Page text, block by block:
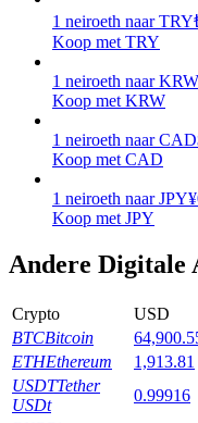
Hoog rendement en
Launchpool
Flexibel staken om
1 neiroeth naar TRY
Koop met TRY
1 neiroeth naar KRW
Koop met KRW
1 neiroeth naar CAD
Koop met CAD
1 neiroeth naar JPY¥
Koop met JPY
Andere Digitale
Crypto USD
BTCBitcoin
ETHEthereum 1,913.81
USDTTether
USDt
0.99916